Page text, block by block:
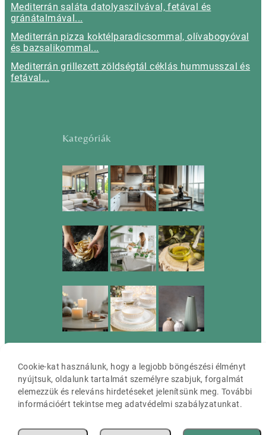
Mediterrán saláta datolyaszilvával, fetával és
gránátalmával...
Mediterrán pizza koktélparadicsommal, olívabogyóval
és bazsalikommal...
Mediterrán grillezett zöldségtál céklás hummusszal és
fetával...
Kategóriák
Cassia ©2026 Minden jog fenntartva.
Cookie-kat használunk, hogy a legjobb böngészési élményt
nyújtsuk, oldalunk tartalmát személyre szabjuk, forgalmát
elemezzük és releváns hirdetéseket jelenítsünk meg. További
információért tekintse meg adatvédelmi szabályzatunkat.